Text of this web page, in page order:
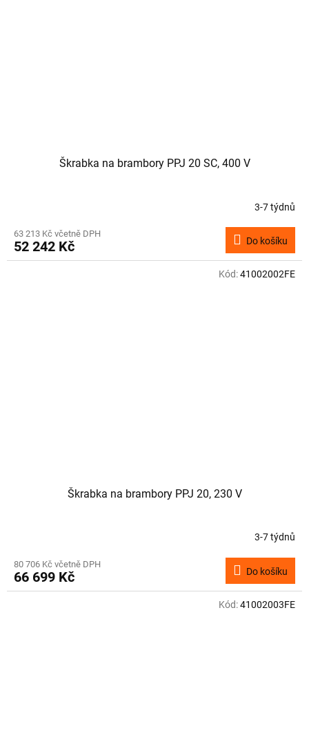
Škrabka na brambory PPJ 20 SC, 400 V
3-7 týdnů
63 213 Kč včetně DPH
52 242 Kč Do košíku
Škrabka na brambory PPJ 20, 230 V
3-7 týdnů
80 706 Kč včetně DPH
66 699 Kč Do košíku
Kód:41002002FE
Kód:41002003FE